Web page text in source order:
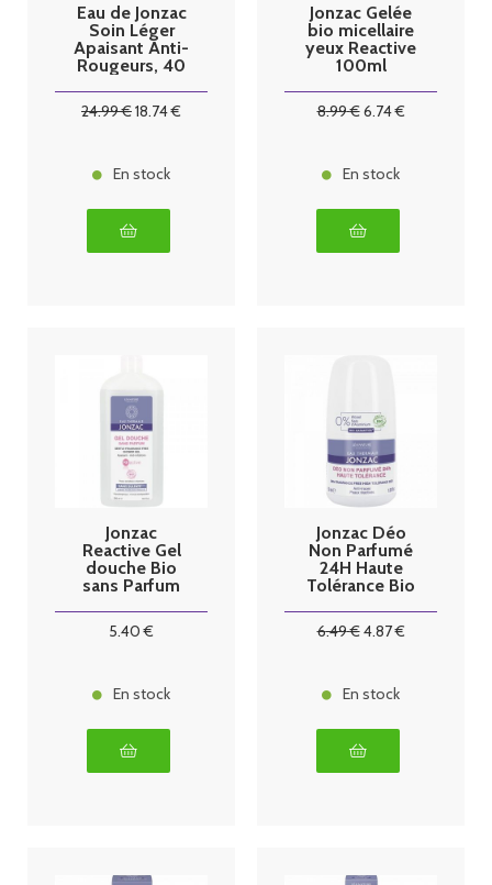
Eau de Jonzac
Soin Léger
Apaisant Anti-
Rougeurs, 40
24.99€18.74€
En stock
Jonzac Gelée
bio micellaire
yeux Reactive
100ml
8.99€6.74€
En stock
Jonzac
Reactive Gel
douche Bio
sans Parfum
5.40 €
En stock
Jonzac Déo
Non Parfumé
24H Haute
Tolérance Bio
6.49€4.87€
En stock